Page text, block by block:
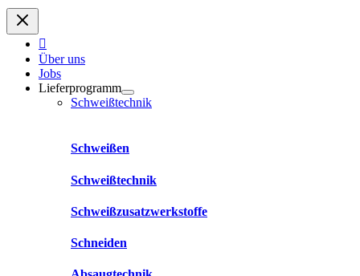
Über uns
Jobs
Lieferprogramm
Schweißtechnik
Schweißen
Schweißtechnik
Schweißzusatzwerkstoffe
Schneiden